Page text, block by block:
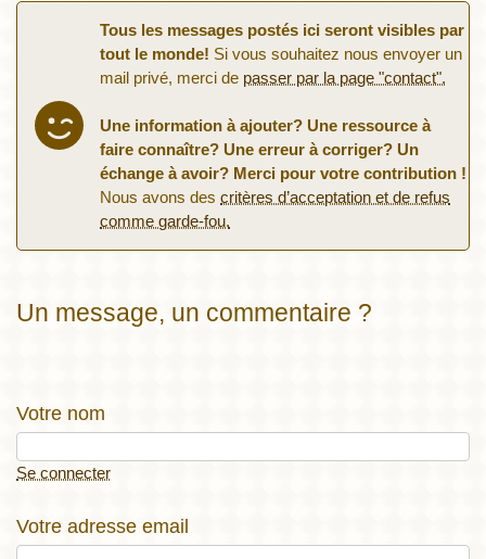
Tous les messages postés ici seront visibles par
tout le monde! Si vous souhaitez nous envoyer un
mail privé, merci de passer par la page "contact".
Une information à ajouter? Une ressource à
faire connaître? Une erreur à corriger? Un
échange à avoir? Merci pour votre contribution !
Nous avons descritères d’acceptation et de refus
comme garde-fou.
Un message, un commentaire ?
Votre nom
Se connecter
Votre adresse email